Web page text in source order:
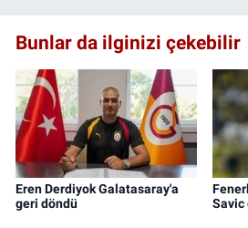
Bunlar da ilginizi çekebilir
Eren Derdiyok Galatasaray'a
geri döndü
Savic